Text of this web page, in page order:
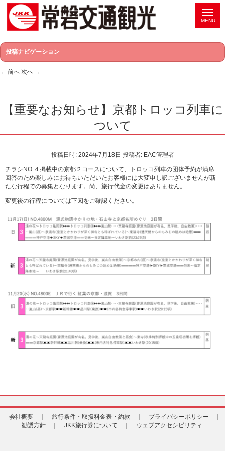
投稿ナビゲーション
← 前へ 次へ →
【重要なお知らせ】京都トロッコ列車に
ついて
投稿日時: 2024年7月18日 投稿者: EAC管理者
チラシNO.４掲載中の京都２コースについて、トロッコ列車の団体予約が満席
回答のため楽しみにお待ちいただいたお客様には大変申し訳ございませんが新
たな行程での募集となります。尚、旅行代金の変更はありません。
変更後の行程については下図をご確認ください。
会社概要 ｜ 旅行条件・取扱料金表・約款 ｜
プライバシーポリシー ｜
勧誘方針 ｜
JKK旅行券について ｜ ウェブアクセシビリティ